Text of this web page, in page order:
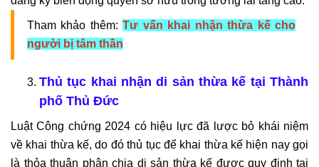
tế
động
sư
giải
Tham khảo thêm:Tư vấn khai nhận thừa kế cho
người bị tâm thần​​​​​
Thủ tục khai nhận di sản thừa kế tại Thành
phố Thủ Đức
Luật Công chứng 2024 có hiệu lực đã lược bỏ khái niệm
về khai thừa kế, do đó thủ tục để khai thừa kế hiện nay gọi
là thỏa thuận phân chia di sản thừa kế được quy định tại